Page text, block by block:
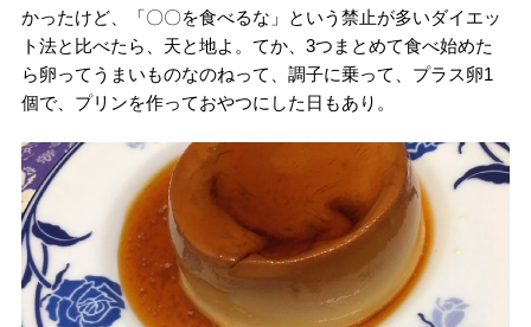
かったけど、「〇〇を食べるな」という禁止が多いダイエッ
ト法と比べたら、天と地よ。てか、3つまとめて食べ始めた
ら卵ってうまいものなのねって、調子に乗って、プラス卵1
個で、プリンを作っておやつにした日もあり。